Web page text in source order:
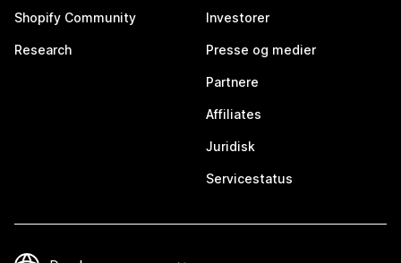
Shopify Community
Research
Investorer
Presse og medier
Partnere
Affiliates
Juridisk
Servicestatus